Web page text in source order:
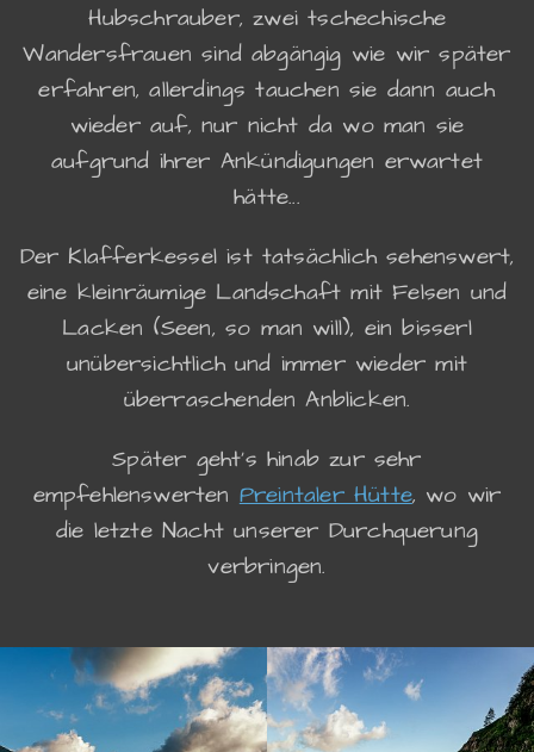
Hubschrauber, zwei tschechische
Wandersfrauen sind abgängig wie wir später
erfahren, allerdings tauchen sie dann auch
wieder auf, nur nicht da wo man sie
aufgrund ihrer Ankündigungen erwartet
hätte...
Der Klafferkessel ist tatsächlich sehenswert,
eine kleinräumige Landschaft mit Felsen und
Lacken (Seen, so man will), ein bisserl
unübersichtlich und immer wieder mit
überraschenden Anblicken.
Später geht's hinab zur sehr
empfehlenswertenPreintaler Hütte, wo wir
die letzte Nacht unserer Durchquerung
verbringen.